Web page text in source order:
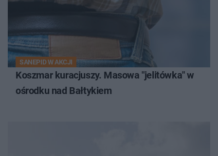
SANEPID W AKCJI
Koszmar kuracjuszy. Masowa "jelitówka" w
ośrodku nad Bałtykiem